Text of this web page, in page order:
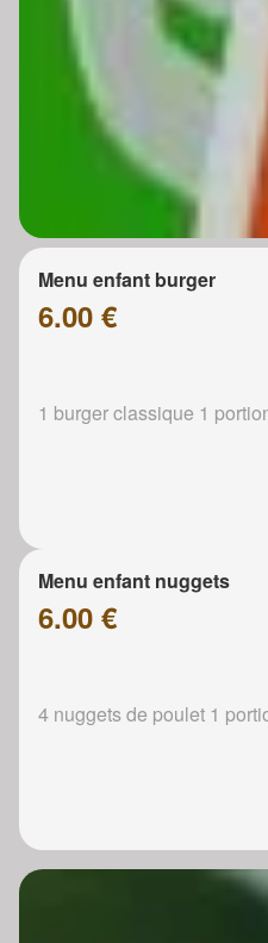
Menu enfant burger
6.00 €
1 burger classique 1
Menu enfant nuggets
6.00 €
4 nuggets de poulet 1